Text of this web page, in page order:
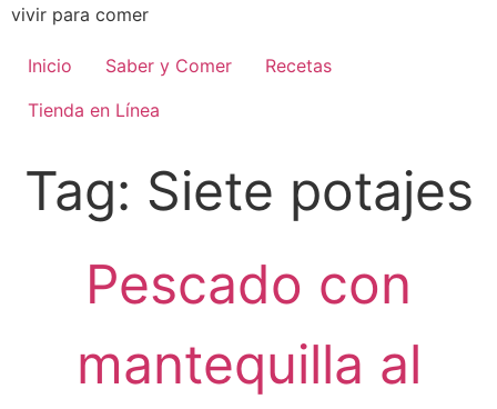
vivir para comer
Inicio Saber y Comer
Recetas
Tienda en Línea
Tag: Siete potajes
Pescado con
mantequilla al